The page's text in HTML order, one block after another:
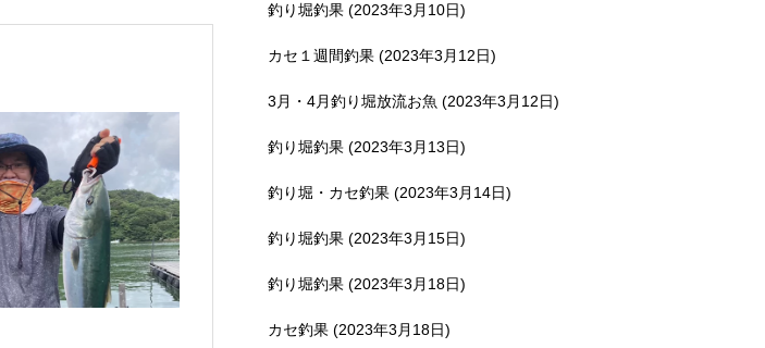
釣り堀釣果 (2023年3月10日)
カセ１週間釣果 (2023年3月12日)
3月・4月釣り堀放流お魚 (2023年3月12日)
釣り堀釣果 (2023年3月13日)
釣り堀・カセ釣果 (2023年3月14日)
釣り堀釣果 (2023年3月15日)
釣り堀釣果 (2023年3月18日)
カセ釣果 (2023年3月18日)